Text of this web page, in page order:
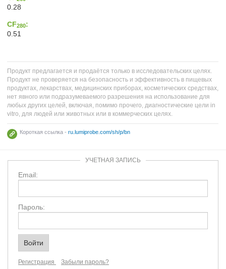
0.28
CF280:
0.51
Продукт предлагается и продаётся только в исследовательских целях.
Продукт не проверяется на безопасность и эффективность в пищевых
продуктах, лекарствах, медицинских приборах, косметических средствах,
нет явного или подразумеваемого разрешения на использование для
любых других целей, включая, помимо прочего, диагностические цели in
vitro, для людей или животных или в коммерческих целях.
Короткая ссылка - ru.lumiprobe.com/sh/p/bn
УЧЕТНАЯ ЗАПИСЬ
Email:
Пароль:
Регистрация Забыли пароль?